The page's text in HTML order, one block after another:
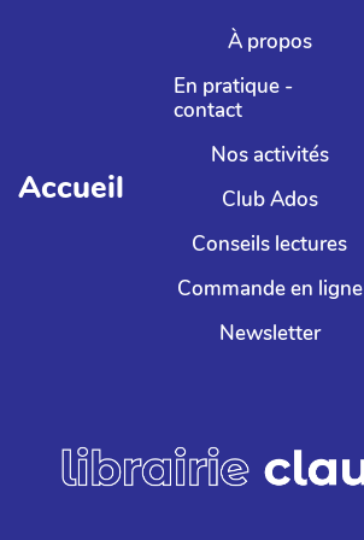
Aller au contenu principal
Accueil
À propos
En pratique -
contact
Nos activités
Club Ados
Conseils lectures
Commande en ligne
Newsletter